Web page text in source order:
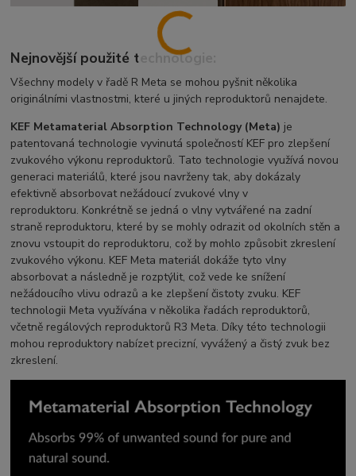
Nejnovější použité technologie:
Všechny modely v řadě R Meta se mohou pyšnit několika
originálními vlastnostmi, které u jiných reproduktorů nenajdete.
KEF Metamaterial Absorption Technology (Meta) je
patentovaná technologie vyvinutá společností KEF pro zlepšení
zvukového výkonu reproduktorů. Tato technologie využívá novou
generaci materiálů, které jsou navrženy tak, aby dokázaly
efektivně absorbovat nežádoucí zvukové vlny v
reproduktoru. Konkrétně se jedná o vlny vytvářené na zadní
straně reproduktoru, které by se mohly odrazit od okolních stěn a
znovu vstoupit do reproduktoru, což by mohlo způsobit zkreslení
zvukového výkonu. KEF Meta materiál dokáže tyto vlny
absorbovat a následně je rozptýlit, což vede ke snížení
nežádoucího vlivu odrazů a ke zlepšení čistoty zvuku. KEF
technologii Meta využívána v několika řadách reproduktorů,
včetně regálových reproduktorů R3 Meta. Díky této technologii
mohou reproduktory nabízet precizní, vyvážený a čistý zvuk bez
zkreslení.